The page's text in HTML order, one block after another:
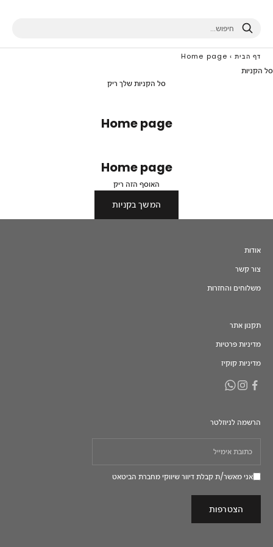
חיפוש
דף הבית ›
Home page
סל הקניות
סל הקניות שלך ריק
Home page
Home page
האוסף הזה ריק
המשך בקניות
אודות
צור קשר
משלוחים והחזרות
תקנון אתר
מדיניות פרטיות
מדיניות קוקיז
הרשמה לניוזלטר
אני מאשר/ת קבלת דיוור שיווקי מחברת הביטאט
הצטרפות